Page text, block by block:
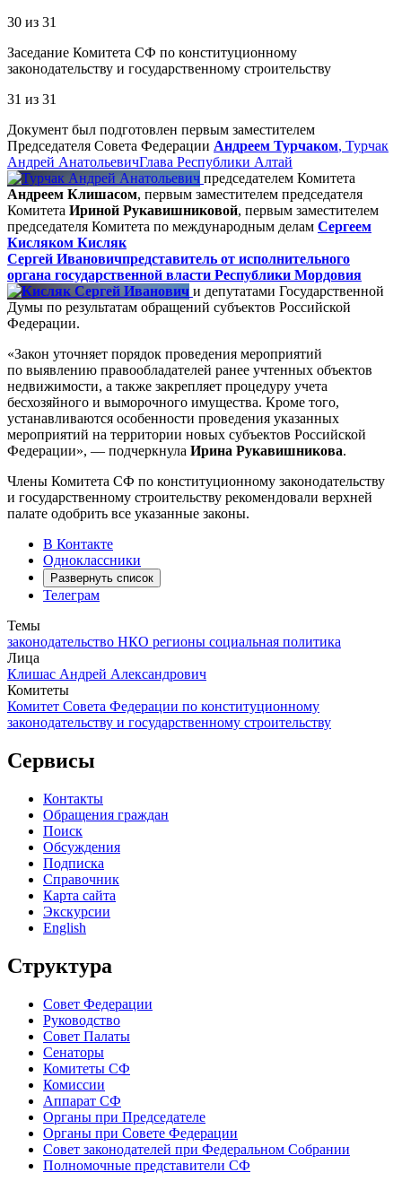
30 из 31
Заседание Комитета СФ по конституционному
законодательству и государственному строительству
31 из 31
Документ был подготовлен первым заместителем
Председателя Совета Федерации Андреем Турчаком, Турчак
Андрей АнатольевичГлава Республики Алтай
председателем Комитета
Андреем Клишасом, первым заместителем председателя
Комитета Ириной Рукавишниковой, первым заместителем
председателя Комитета по международным делам Сергеем
Кисляком Кисляк
Сергей Ивановичпредставитель от исполнительного
органа государственной власти Республики Мордовия
и депутатами Государственной
Думы по результатам обращений субъектов Российской
Федерации.
«Закон уточняет порядок проведения мероприятий
по выявлению правообладателей ранее учтенных объектов
недвижимости, а также закрепляет процедуру учета
бесхозяйного и выморочного имущества. Кроме того,
устанавливаются особенности проведения указанных
мероприятий на территории новых субъектов Российской
Федерации», — подчеркнула Ирина Рукавишникова.
Члены Комитета СФ по конституционному законодательству
и государственному строительству рекомендовали верхней
палате одобрить все указанные законы.
В Контакте
Одноклассники
Развернуть список
Телеграм
Темы
законодательство НКО регионы социальная политика
Лица
Клишас Андрей Александрович
Комитеты
Комитет Совета Федерации по конституционному
законодательству и государственному строительству
Сервисы
Контакты
Обращения граждан
Поиск
Обсуждения
Подписка
Справочник
Карта сайта
Экскурсии
English
Структура
Совет Федерации
Руководство
Совет Палаты
Сенаторы
Комитеты СФ
Комиссии
Аппарат СФ
Органы при Председателе
Органы при Совете Федерации
Совет законодателей при Федеральном Собрании
Полномочные представители СФ